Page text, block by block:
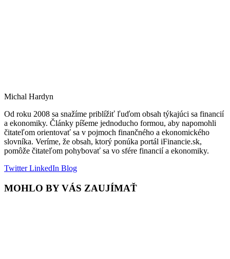
Michal Hardyn
Od roku 2008 sa snažíme priblížiť ľuďom obsah týkajúci sa financií
a ekonomiky. Články píšeme jednoducho formou, aby napomohli
čitateľom orientovať sa v pojmoch finančného a ekonomického
slovníka. Veríme, že obsah, ktorý ponúka portál iFinancie.sk,
pomôže čitateľom pohybovať sa vo sfére financií a ekonomiky.
TwitterLinkedIn Blog
MOHLO BY VÁS ZAUJÍMAŤ